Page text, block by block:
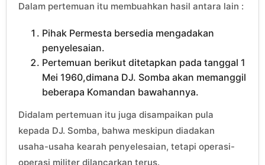
Dalam pertemuan itu membuahkan hasil antara lain :
Pihak Permesta bersedia mengadakan
penyelesaian.
Pertemuan berikut ditetapkan pada tanggal 1
Mei 1960,dimana DJ. Somba akan memanggil
beberapa Komandan bawahannya.
Didalam pertemuan itu juga disampaikan pula
kepada DJ. Somba, bahwa meskipun diadakan
usaha-usaha kearah penyelesaian, tetapi operasi-
operasi militer dilancarkan terus.